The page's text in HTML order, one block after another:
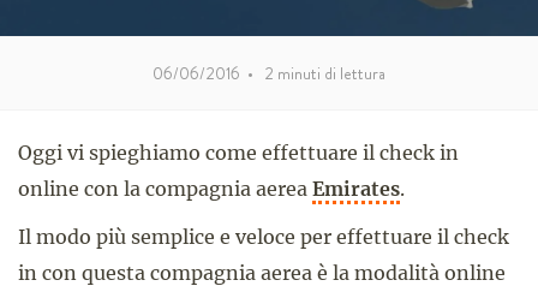
06/06/2016 • 2 minuti di lettura
Oggi vi spieghiamo come effettuare il check in
online con la compagnia aerea Emirates.
Il modo più semplice e veloce per effettuare il check
in con questa compagnia aerea è la modalità online